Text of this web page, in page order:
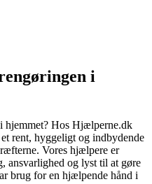
i
Hos Hjælperne.dk
rent, hyggeligt og indbydende
Vores hjælpere er
ansvarlighed og lyst til at gøre
brug for en hjælpende hånd i